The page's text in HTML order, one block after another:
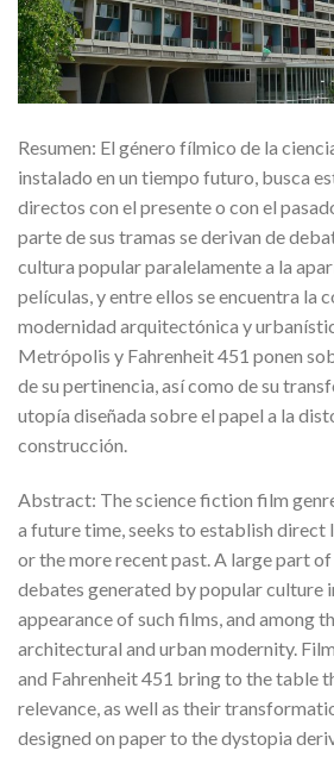
Resumen: El género fílmico de la
instalado en un tiempo futuro, busca
directos con el presente o con el
parte de sus tramas se derivan de
cultura popular paralelamente a la
películas, y entre ellos se encuentra la
modernidad arquitectónica y
Metrópolis y Fahrenheit 451 ponen
de su pertinencia, así como de su
utopía diseñada sobre el papel a la
construcción.
Abstract: The science fiction film
a future time, seeks to establish direct
or the more recent past. A large part
debates generated by popular culture
appearance of such films, and among
architectural and urban modernity.
and Fahrenheit 451 bring to the table
relevance, as well as their
designed on paper to the dystopia